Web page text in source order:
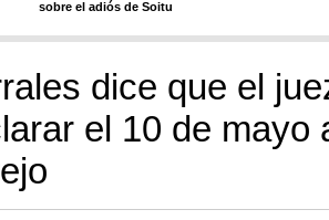
sobre el adiós de Soitu
dice que el
el 10 de mayo